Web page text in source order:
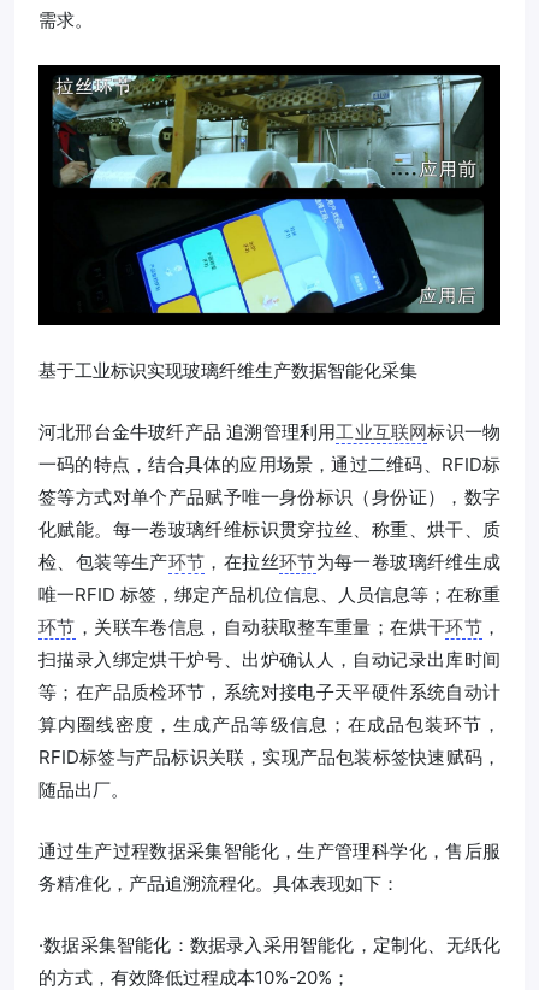
需求。
基于工业标识实现玻璃纤维生产数据智能化采集
河北邢台金牛玻纤产品 追溯管理利用工业互联网标识一物
一码的特点，结合具体的应用场景，通过二维码、RFID标
签等方式对单个产品赋予唯一身份标识（身份证），数字
化赋能。每一卷玻璃纤维标识贯穿拉丝、称重、烘干、质
检、包装等生产环节 ，在拉丝环节为每一卷玻璃纤维生成
唯一RFID 标签，绑定产品机位信息、人员信息等；在称重
环节 ，关联车卷信息，自动获取整车重量；在烘干环节 ，
扫描录入绑定烘干炉号、出炉确认人，自动记录出库时间
等；在产品质检环节，系统对接电子天平硬件系统自动计
算内圈线密度，生成产品等级信息；在成品包装环节，
RFID标签与产品标识关联，实现产品包装标签快速赋码，
随品出厂。
通过生产过程数据采集智能化，生产管理科学化，售后服
务精准化，产品追溯流程化。具体表现如下：
·数据采集智能化：数据录入采用智能化，定制化、无纸化
的方式，有效降低过程成本10%-20%；